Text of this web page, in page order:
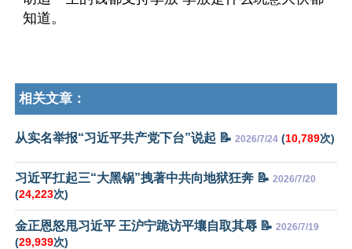
知道。
相关文章：
从实名举报“习近平共产党下台”说起 📝 2026/7/24 (10,789次)
习近平扛起三“大黑锅”拽著中共向地狱狂奔 📝 2026/7/20
(24,223次)
金正恩怒甩习近平 王沪宁跪访平壤自取其辱 📝 2026/7/19
(29,939次)